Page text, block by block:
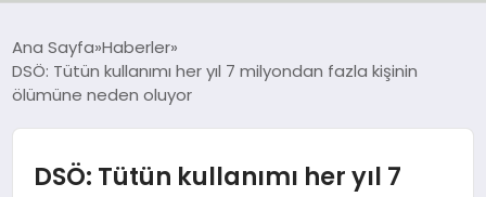
EKONOMİ
Ana Sayfa Haberler
DSÖ: Tütün kullanımı her yıl 7 milyondan fazla kişinin
ölümüne neden oluyor
DSÖ: Tütün kullanımı her yıl 7